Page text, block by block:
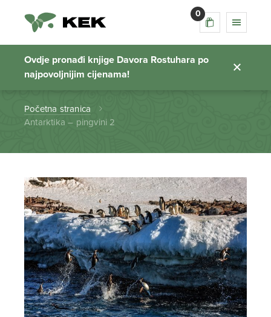
0
Ovdje pronađi knjige Davora Rostuhara po
najpovoljnijim cijenama!
Antarktika – pingvini
2
Početna stranica
Antarktika – pingvini 2